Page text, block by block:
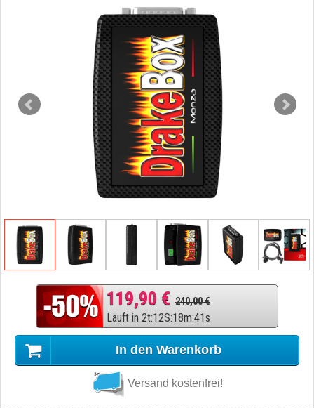
119,90 € 240,00 €
Läuft in 2t:12S:18m:40s
In den Warenkorb
Versand kostenfrei!